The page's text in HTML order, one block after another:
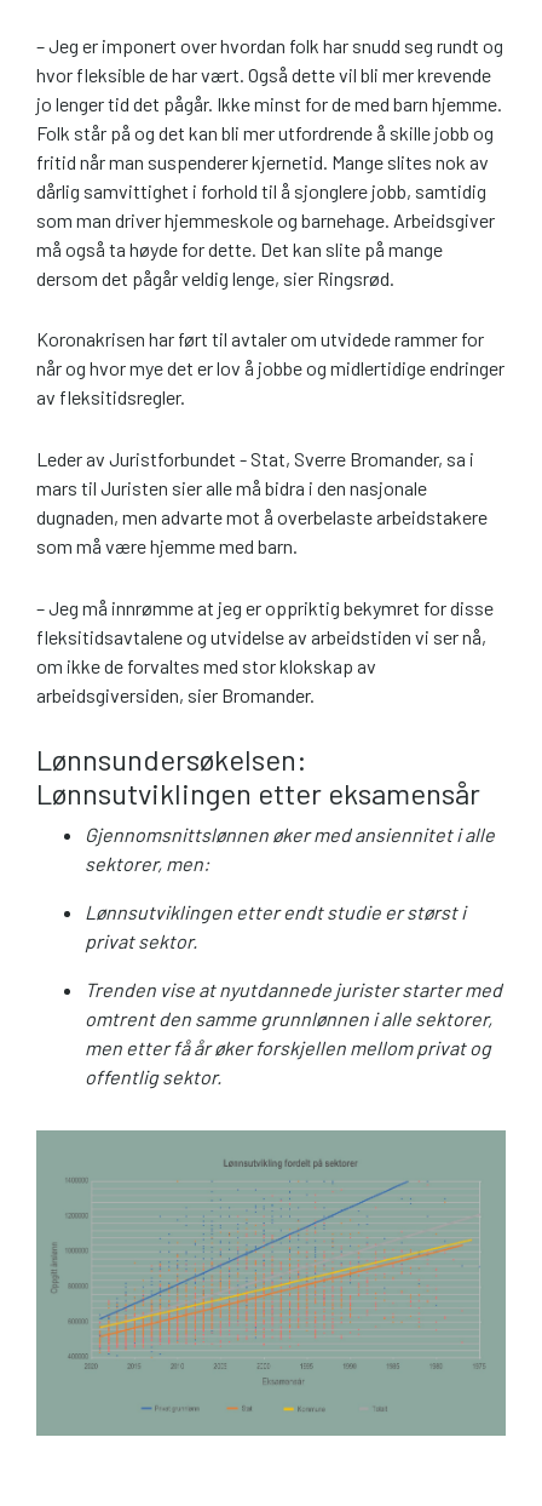
– Jeg er imponert over hvordan folk har snudd seg rundt og
hvor fleksible de har vært. Også dette vil bli mer krevende
jo lenger tid det pågår. Ikke minst for de med barn hjemme.
Folk står på og det kan bli mer utfordrende å skille jobb og
fritid når man suspenderer kjernetid. Mange slites nok av
dårlig samvittighet i forhold til å sjonglere jobb, samtidig
som man driver hjemmeskole og barnehage. Arbeidsgiver
må også ta høyde for dette. Det kan slite på mange
dersom det pågår veldig lenge, sier Ringsrød.
Koronakrisen har ført til avtaler om utvidede rammer for
når og hvor mye det er lov å jobbe og midlertidige endringer
av fleksitidsregler.
Leder av Juristforbundet - Stat, Sverre Bromander, sa i
mars til Juristen sier alle må bidra i den nasjonale
dugnaden, men advarte mot å overbelaste arbeidstakere
som må være hjemme med barn.
– Jeg må innrømme at jeg er oppriktig bekymret for disse
fleksitidsavtalene og utvidelse av arbeidstiden vi ser nå,
om ikke de forvaltes med stor klokskap av
arbeidsgiversiden, sier Bromander.
Lønnsundersøkelsen:
Lønnsutviklingen etter eksamensår
Gjennomsnittslønnen øker med ansiennitet i alle
sektorer, men:
Lønnsutviklingen etter endt studie er størst i
privat sektor.
Trenden vise at nyutdannede jurister starter med
omtrent den samme grunnlønnen i alle sektorer,
men etter få år øker forskjellen mellom privat og
offentlig sektor.